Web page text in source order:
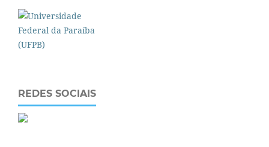
REDES SOCIAIS